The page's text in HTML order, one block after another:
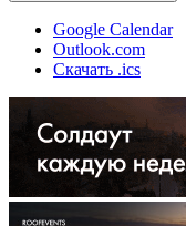
Google Calendar
Outlook.com
Скачать .ics